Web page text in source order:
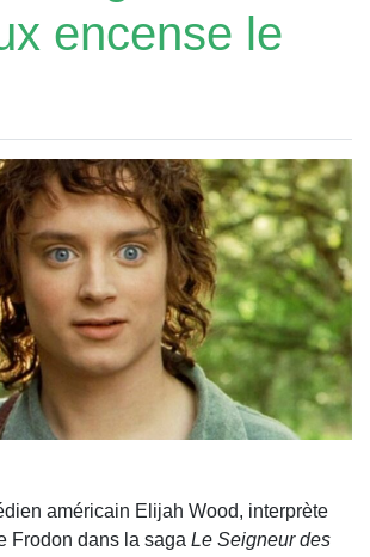
encense le
américain Elijah Wood, interprète
Frodon dans la saga Le Seigneur des